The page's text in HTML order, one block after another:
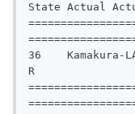
State Actual
36
R